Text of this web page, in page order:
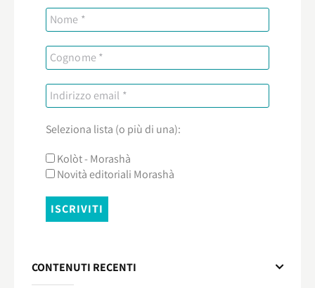
Seleziona lista (o più di una):
Kolòt - Morashà
Novità editoriali Morashà
CONTENUTI RECENTI